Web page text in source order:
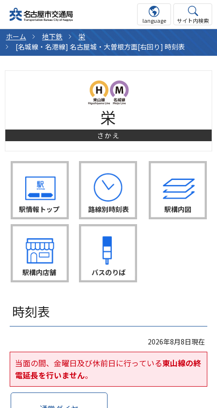
language サイト内検索
ホーム 地下鉄
栄
[名城線・名港線] 名古屋城・大曽根方面[右回り] 時刻表
栄
さかえ
駅情報トップ 路線別時刻表 駅構内図
駅構内店舗 バスのりば
時刻表
2026年8月8日現在
当面の間、金曜日及び休前日に行っている東山線の終
電延長を行いません。